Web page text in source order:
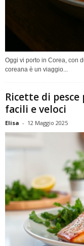
Oggi vi porto in Corea, con
coreana è un viaggio...
Ricette di
facili e veloci
Elisa - 12 Maggio 2025